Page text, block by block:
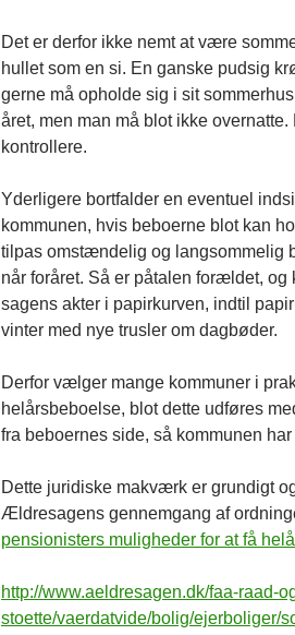
Det er derfor ikke nemt at være
hullet som en si. En ganske pudsig
gerne må opholde sig i sit
året, men man må blot ikke
kontrollere.
Yderligere bortfalder en eventuel
kommunen, hvis beboerne blot kan
tilpas omstændelig og langsommelig
når foråret. Så er påtalen forældet, og
sagens akter i papirkurven, indtil
vinter med nye trusler om dagbøder.
Derfor vælger mange kommuner i
helårsbeboelse, blot dette udføres
fra beboernes side, så kommunen har
Dette juridiske makværk er grundigt
Ældresagens gennemgang af
pensionisters muligheder for at få
http://www.aeldresagen.dk/faa-raad-
stoette/vaerdatvide/bolig/ejerboliger/